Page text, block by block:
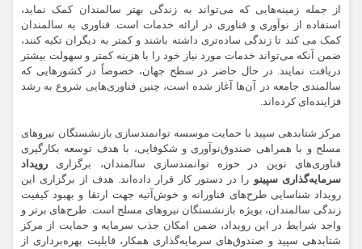
از جمله زمینه‌هایی که می‌تواند به زندگی بهتر سالمندان کمک نماید،
استفاده از نوآوری و فناوری در ارائه خدمات است. فناوری به سالمندان
کمک می کند تا زندگی ساده‌تری داشته باشند و کمتر به دیگران تکیه کنند،
ضمن آنکه می‌تواند خدمات مورد نیاز خود را با هزینه کمتر و سهولت بیشتر
دریافت نمایند. در حال حاضر در سطح جهان، خصوصاً در کشورهایی که
سالمندی جامعه در آن‌ها آغاز شده است، چنین فناوری‌هایی شروع به رشد
فزاینده‌ای کرده‌اند.
مرکز شتابدهی سپید با حمایت موسسه توانمندسازی بازنشستگان نیروهای
مسلح و با همراهی صندوقنوآوری و شکوفایی، با هدف توسعه بکارگیری
فناوری‌های نوین در حوزه توانمندسازی سالمندان، برگزاری رویداد
سرمایه‌گذاری سپینو را در دستور کار قرار داد‌ه‌اند. هدف از برگزاری این
رویداد شناسایی طرح‌های فناورانه و خوش‌آتیه جهت ارتقا و بهبود کیفیت
زندگی سالمندان، بویژه بازنشستگان نیروهای مسلح است. طرح‌های برتر و
واجد شرایط در این رویداد، ضمن امکان جذب سرمایه و حمایت از مرکز
شتابدهی سپید و صندوق‌های سرمایه‌گذاری همکار، قابلیت بهره‌برداری از